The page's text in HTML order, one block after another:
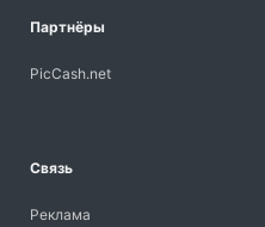
Партнёры
PicCash.net
Связь
Реклама